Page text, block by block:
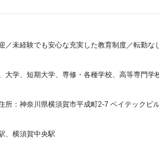
／未経験でも安心な充実した教育制度／転勤
大学、短期大学、専修・各種学校、高等専門学
所：神奈川県横須賀市平成町2-7 ベイテックビ
、横須賀中央駅